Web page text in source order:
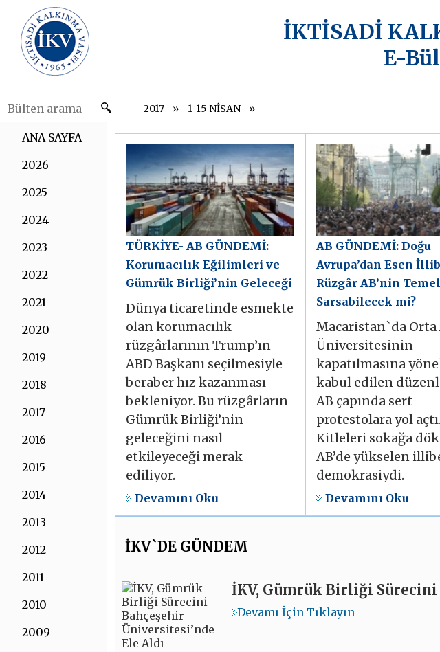
İKTİSADİ
E-
2017 1-15 NİSAN
ANA SAYFA
2026
2025
2024
2023
2022
2021
2020
2019
2018
2017
2016
2015
2014
2013
2012
2011
2010
2009
TÜRKİYE- AB GÜNDEMİ:
Korumacılık Eğilimleri ve
Gümrük Birliği’nin Geleceği
Dünya ticaretinde esmekte
olan korumacılık
rüzgârlarının Trump’ın
ABD Başkanı seçilmesiyle
beraber hız kazanması
bekleniyor. Bu rüzgârların
Gümrük Birliği’nin
geleceğini nasıl
etkileyeceği merak
ediliyor.
Devamını Oku
AB GÜNDEMİ: Doğu
Avrupa’dan Esen
Rüzgâr AB’nin
Sarsabilecek mi?
Macaristan`da Orta
Üniversitesinin
kapatılmasına
kabul edilen
AB çapında sert
protestolara yol açtı.
Kitleleri sokağa
AB’de yükselen
demokrasiydi.
Devamını Oku
İKV`DE GÜNDEM
İKV, Gümrük Birliği Sürecini
Devamı İçin Tıklayın